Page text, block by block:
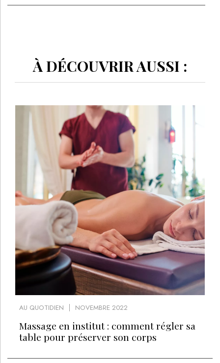
À DÉCOUVRIR AUSSI :
AU QUOTIDIEN NOVEMBRE 2022
Massage en institut : comment régler sa
table pour préserver son corps